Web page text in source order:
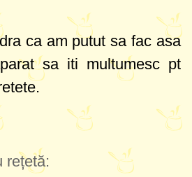
ca am putut sa fac asa
sa iti multumesc pt
rețetă: